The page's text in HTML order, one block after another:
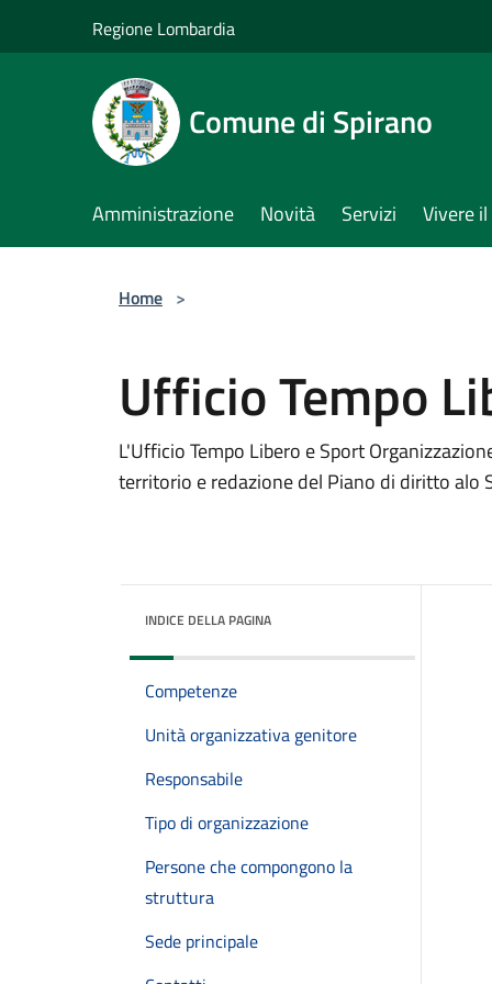
Regione Lombardia
Comune di Spirano
Amministrazione Novità Servizi Vivere
Home >
Ufficio Tempo
L'Ufficio Tempo Libero e Sport
territorio e redazione del Piano di diritto alo
INDICE DELLA PAGINA
Competenze
Unità organizzativa genitore
Responsabile
Tipo di organizzazione
Persone che compongono la
struttura
Sede principale